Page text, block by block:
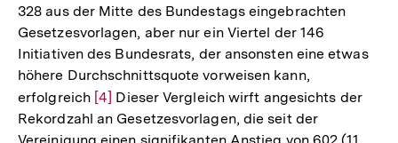
328 aus der Mitte des Bundestags eingebrachten
Gesetzesvorlagen, aber nur ein Viertel der 146
Initiativen des Bundesrats, der ansonsten eine etwas
höhere Durchschnittsquote vorweisen kann,
erfolgreich Zur
Auflösung
[4] Dieser Vergleich wirft angesichts der
Rekordzahl an Gesetzesvorlagen, die seit der